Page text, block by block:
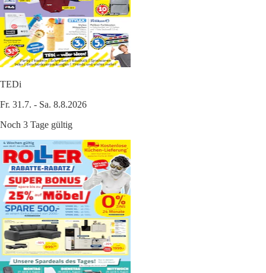
TEDi
Fr. 31.7. - Sa. 8.8.2026
Noch 3 Tage gültig